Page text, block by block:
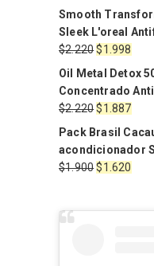
Smooth
Sleek L'oreal
$2.220El
precio
original
era:
$2.220.
$1.998
es:
Oil Metal Detox
Concentrado
$2.220El
precio
original
era:
$2.220.
$1.887El
es:
Pack Brasil
acondicionador
$1.900El
$1.620